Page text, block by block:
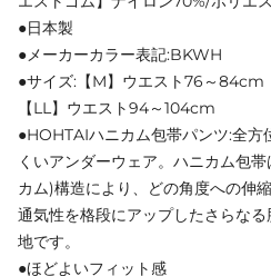
●日本製
●メーカーカラー表記:BKWH
●サイズ:【M】ウエスト76～
【LL】ウエスト94～104cm
●HOHTAIハニカム包帯パンツ:全方
くいアンダーウェア。ハニカム包
カム)構造により、どの角度への伸
通気性を格段にアップしたさらな
地です。
●ほどよいフィット感